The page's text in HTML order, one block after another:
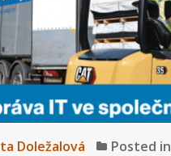
Doležalová Posted in